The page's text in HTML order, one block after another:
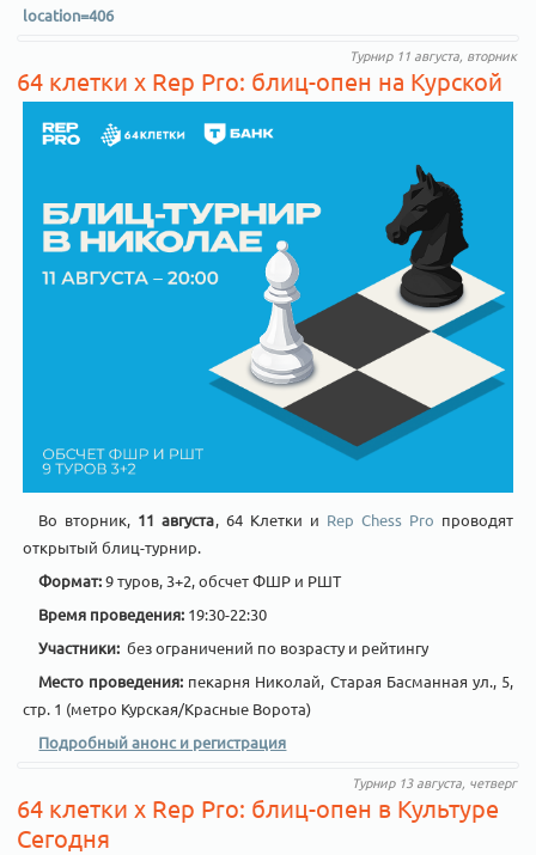
location=406
Турнир 11 августа, вторник
64 клетки x Rep Pro: блиц-опен на Курской
Во вторник, 11 августа, 64 Клетки и Rep Chess Pro проводят
открытый блиц-турнир.
Формат:9 туров, 3+2, обсчет ФШР и РШТ
Время проведения: 19:30-22:30
Участники: без ограничений по возрасту и рейтингу
Место проведения: пекарня Николай, Старая Басманная ул., 5,
стр. 1 (метро Курская/Красные Ворота)
Подробный анонс и регистрация
Турнир 13 августа, четверг
64 клетки x Rep Pro: блиц-опен в Культуре
Сегодня